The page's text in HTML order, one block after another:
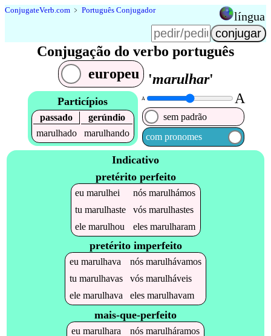
ConjugateVerb.com ﹥ Português Conjugador língua
Conjugação do verbo português
europeu
'marulhar'
Particípios
passado
gerúndio
marulhado
marulhando
A A
sem padrão
com pronomes
Indicativo
pretérito perfeito
eumarulhei nósmarulhámos
tumarulhaste vósmarulhastes
elemarulhou elesmarulharam
pretérito imperfeito
eu marulhava nós marulhávamos
tu marulhavas vós marulháveis
ele marulhava eles marulhavam
mais-que-perfeito
eu marulhara nós marulháramos